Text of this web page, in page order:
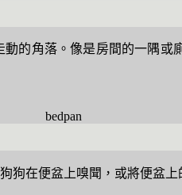
的角落。像是房間的一隅
bedpan
狗在便盆上嗅聞，或將便盆